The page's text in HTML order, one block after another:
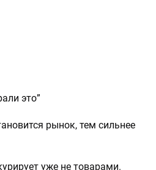
это”
рынок, тем сильнее
уже не товарами.